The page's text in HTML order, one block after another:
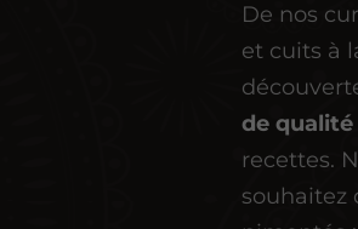
De nos
et cuits à
de qualité
recettes.
souhaitez